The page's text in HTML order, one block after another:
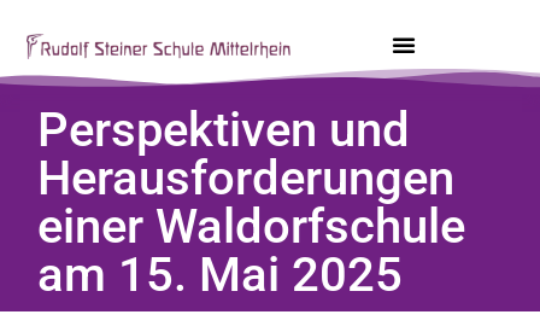
Perspektiven und
Herausforderungen
einer Waldorfschule
am 15. Mai 2025